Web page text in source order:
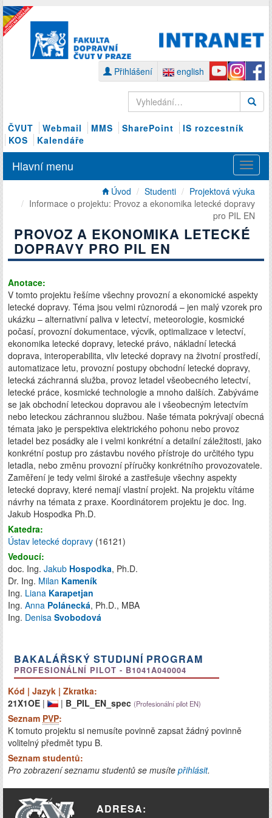
Přihlášení english
ČVUT Webmail MMS SharePoint
IS rozcestník
KOS
Kalendáře
Hlavní menu
Úvod Studenti
Projektová výuka
Informace o projektu: Provoz a ekonomika letecké dopravy
pro PIL EN
PROVOZ A EKONOMIKA LETECKÉ
DOPRAVY PRO PIL EN
Anotace:
V tomto projektu řešíme všechny provozní a ekonomické aspekty
letecké dopravy. Téma jsou velmi různorodá – jen malý vzorek pro
ukázku – alternativní paliva v letectví, meteorologie, kosmické
počasí, provozní dokumentace, výcvik, optimalizace v letectví,
ekonomika letecké dopravy, letecké právo, nákladní letecká
doprava, interoperabilita, vliv letecké dopravy na životní prostředí,
automatizace letu, provozní postupy obchodní letecké dopravy,
letecká záchranná služba, provoz letadel všeobecného letectví,
letecké práce, kosmické technologie a mnoho dalších. Zabýváme
se jak obchodní leteckou dopravou ale i všeobecným letectvím
nebo leteckou záchrannou službou. Naše témata pokrývají obecná
témata jako je perspektiva elektrického pohonu nebo provoz
letadel bez posádky ale i velmi konkrétní a detailní záležitosti, jako
konkrétní postup pro zástavbu nového přístroje do určitého typu
letadla, nebo změnu provozní příručky konkrétního provozovatele.
Zaměření je tedy velmi široké a zastřešuje všechny aspekty
letecké dopravy, které nemají vlastní projekt. Na projektu vítáme
návrhy na témata z praxe. Koordinátorem projektu je doc. Ing.
Jakub Hospodka Ph.D.
Katedra:
Ústav letecké dopravy (16121)
Vedoucí:
doc. Ing. Jakub Hospodka, Ph.D.
Dr. Ing. Milan Kameník
Ing. Liana Karapetjan
Ing. Anna Polánecká, Ph.D., MBA
Ing. Denisa Svobodová
BAKALÁŘSKÝ STUDIJNÍ PROGRAM
PROFESIONÁLNÍ PILOT - B1041A040004
Kód | Jazyk | Zkratka:
21X1OE | | B_PIL_EN_spec (Profesionální pilot EN)
Seznam PVP:
K tomuto projektu si nemusíte povinně zapsat žádný povinně
volitelný předmět typu B.
Seznam studentů:
Pro zobrazení seznamu studentů se musíte přihlásit.
ADRESA: